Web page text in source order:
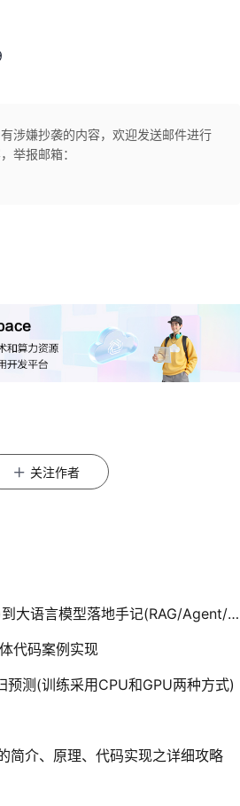
涉嫌抄袭的内容，欢迎发送邮件进行
举报邮箱：
关注作者
AI：新书预告—从机器学习避坑指南(分类/回归/聚类/可解释性)到大语言模型落地手记(RAG/Agent/MCP)，一场耗时5+
代码案例实现
测(训练采用CPU和GPU两种方式)
简介、原理、代码实现之详细攻略